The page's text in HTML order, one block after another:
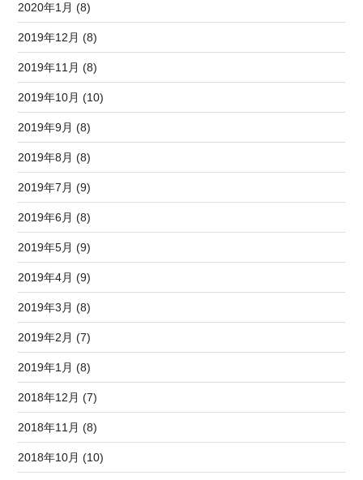
2020年1月 (8)
2019年12月 (8)
2019年11月 (8)
2019年10月 (10)
2019年9月 (8)
2019年8月 (8)
2019年7月 (9)
2019年6月 (8)
2019年5月 (9)
2019年4月 (9)
2019年3月 (8)
2019年2月 (7)
2019年1月 (8)
2018年12月 (7)
2018年11月 (8)
2018年10月 (10)